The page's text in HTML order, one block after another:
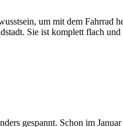
um mit dem Fahrrad
Sie ist komplett flach
gespannt. Schon im